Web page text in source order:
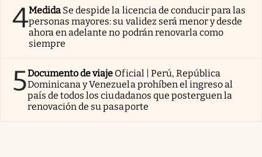
4Medida Se despide la licencia de conducir para las
personas mayores: su validez será menor y desde
ahora en adelante no podrán renovarla como
siempre
5Documento de viaje Oficial | Perú, República
Dominicana y Venezuela prohíben el ingreso al
país de todos los ciudadanos que posterguen la
renovación de su pasaporte